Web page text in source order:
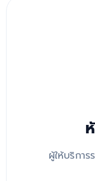
ผู้ให้บริการ